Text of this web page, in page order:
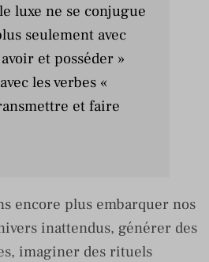
luxe ne se conjugue
seulement avec
et posséder »
les verbes «
et faire
encore plus embarquer nos
inattendus, générer des
imaginer des rituels